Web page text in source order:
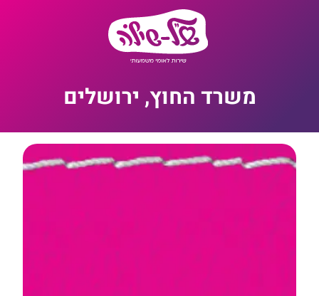
משרד החוץ, ירושלים